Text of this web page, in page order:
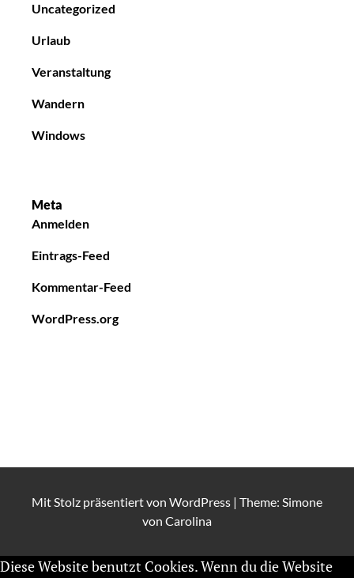
Uncategorized
Urlaub
Veranstaltung
Wandern
Windows
Meta
Anmelden
Eintrags-Feed
Kommentar-Feed
WordPress.org
Mit Stolz präsentiert von WordPress | Theme: Simone
von Carolina
Diese Website benutzt Cookies. Wenn du die Website